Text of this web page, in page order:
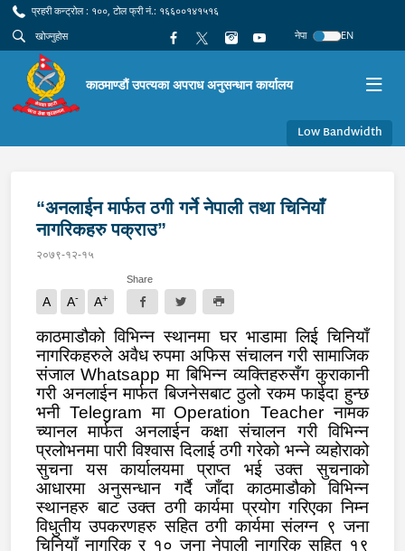
प्रहरी कन्ट्रोल : १००, टोल फ्री नं.: १६६००१४१५१६
नेपा
EN
काठमाण्डौं उपत्यका अपराध अनुसन्धान कार्यालय
Low Bandwidth
“अनलाईन मार्फत ठगी गर्ने नेपाली तथा चिनियाँ
नागरिकहरु पक्राउ”
२०७९-१२-१५
A A- A+
Share
काठमाडौको विभिन्न स्थानमा घर भाडामा लिई चिनियाँ
नागरिकहरुले अवैध रुपमाअफिस संचालन गरी सामाजिक
संजालWhatsapp मा बिभिन्न व्यक्तिहरुसँग कुराकानी
गरी अनलाईन मार्फत बिजनेसबाट ठुलो रकम फाईदा हुन्छ
भनी Telegramमा Operation Teacherनामक
च्यानल मार्फत अनलाईन कक्षा संचालन गरी विभिन्न
प्रलोभनमा पारी विश्वास दिलाई ठगी गरेको भन्ने व्यहोराको
सुचनायस कार्यालयमा प्राप्त भई उक्तसुचनाको
आधारमा अनुसन्धान गर्दै जाँदा काठमाडौको विभिन्न
स्थानहरु बाट उक्त ठगी कार्यमा प्रयोग गरिएका निम्न
विधुतीय उपकरणहरु सहित ठगी कार्यमासंलग्न ९ जना
चिनियाँ नागरिक र १० जना नेपाली नागरिक सहित १९